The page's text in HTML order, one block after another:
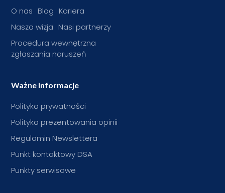
O nas Blog Kariera
Nasza wizja Nasi partnerzy
Procedura wewnętrzna
zgłaszania naruszeń
Ważne informacje
Polityka prywatności
Polityka prezentowania opinii
Regulamin Newslettera
Punkt kontaktowy DSA
Punkty serwisowe